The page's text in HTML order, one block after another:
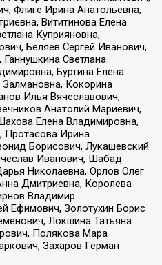
Флиге Ирина Анатольевна,
Вититинова Елена
Куприяновна,
Беляев Сергей Иванович,
Светлана
Буртина Елена
Кокорина
Илья Вячеславович,
Анатолий Мариевич,
Елена Владимировна,
Протасова Ирина
Борисович, Лукашевский
Иванович, Шабад
Николаевна, Орлов Олег
Дмитриевна, Королева
Владимир
Ефимович, Золотухин Борис
Локшина Татьяна
Полякова Мара
Захаров Герман